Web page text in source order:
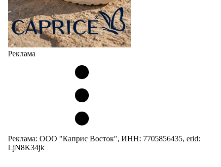
Реклама
Реклама: ООО "Каприс Восток", ИНН: 7705856435, erid:
LjN8K34jk